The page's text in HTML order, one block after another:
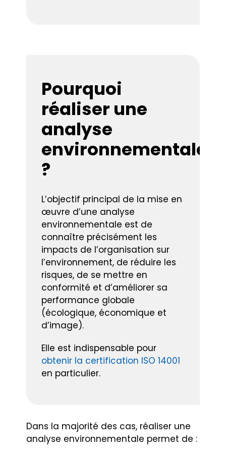
Pourquoi
réaliser une
analyse
environnementale
?
L’objectif principal de la mise en
œuvre d’une analyse
environnementale est de
connaître précisément les
impacts de l’organisation sur
l’environnement, de réduire les
risques, de se mettre en
conformité et d’améliorer sa
performance globale
(écologique, économique et
d’image).
Elle est indispensable pour
obtenir la certification ISO 14001
en particulier.
Dans la majorité des cas, réaliser une
analyse environnementale permet de :